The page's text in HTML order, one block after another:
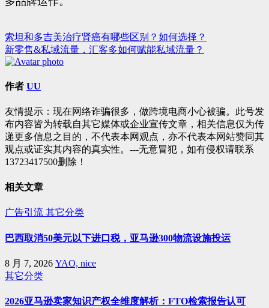
文
章
导
索坦和多吉美治疗肾癌有哪些区别？如何选择？
新零售&私域流量，汇客多如何赋能私域流量？
作者 UU
友情提示：现在网络诈骗很多，做跨境电商小心被骗。此号发
布内容皆为转载自其它媒体或企业宣传文章，相关信息仅为传
递更多信息之目的，不代表本网观点，亦不代表本网站赞同其
观点或证实其内容的真实性。---无意冒犯，如有侵权请联系
13723417500删除！
相关文章
广告引流 其它分类
巴西取消50美元以下进口税，亚马逊300物流设施投运
8 月 7, 2026 YAO, nice
其它分类
2026亚马逊卖家知识产权全维度解析：FTO检索报告认可